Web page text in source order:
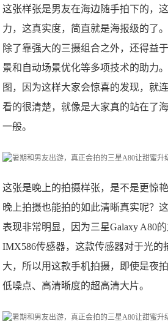
这张样张是男友在海边随手拍下的，
力，这真实度，简直就是海报级的了
除了靠强大的三摄组合之外，还得益
景和自动场景优化等多项技术的助力
图，因为这样大家会惊喜的发现，就
看的很清楚，就像是大家真的站在了
一般。
这张是晚上的拍摄样张，是不是更惊
晚上拍摄也能拍的如此清晰真实呢？
表现非常明显，因为三星Galaxy A80
IMX586传感器，这款传感器对于光的
大，所以用这款手机拍摄，即使是夜
低噪点、高清晰度的超高清大片。